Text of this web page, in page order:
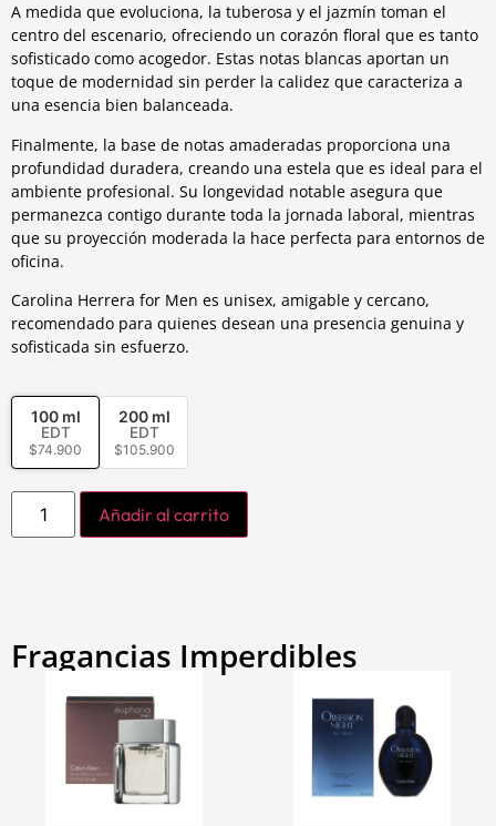
A medida que evoluciona, la tuberosa y el jazmín toman el
centro del escenario, ofreciendo un corazón floral que es tanto
sofisticado como acogedor. Estas notas blancas aportan un
toque de modernidad sin perder la calidez que caracteriza a
una esencia bien balanceada.
Finalmente, la base de notas amaderadas proporciona una
profundidad duradera, creando una estela que es ideal para el
ambiente profesional. Su longevidad notable asegura que
permanezca contigo durante toda la jornada laboral, mientras
que su proyección moderada la hace perfecta para entornos de
oficina.
Carolina Herrera for Men es unisex, amigable y cercano,
recomendado para quienes desean una presencia genuina y
sofisticada sin esfuerzo.
100 ml
EDT
$74.900
200 ml
EDT
$105.900
Añadir al carrito
Fragancias Imperdibles